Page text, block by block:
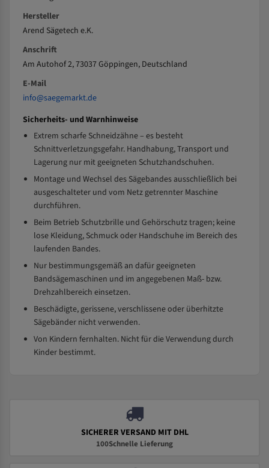
Hersteller
Arend Sägetech e.K.
Anschrift
Am Autohof 2, 73037 Göppingen, Deutschland
E-Mail
info@saegemarkt.de
Sicherheits- und Warnhinweise
Extrem scharfe Schneidzähne – es besteht
Schnittverletzungsgefahr. Handhabung, Transport und
Lagerung nur mit geeigneten Schutzhandschuhen.
Montage und Wechsel des Sägebandes ausschließlich bei
ausgeschalteter und vom Netz getrennter Maschine
durchführen.
Beim Betrieb Schutzbrille und Gehörschutz tragen; keine
lose Kleidung, Schmuck oder Handschuhe im Bereich des
laufenden Bandes.
Nur bestimmungsgemäß an dafür geeigneten
Bandsägemaschinen und im angegebenen Maß- bzw.
Drehzahlbereich einsetzen.
Beschädigte, gerissene, verschlissene oder überhitzte
Sägebänder nicht verwenden.
Von Kindern fernhalten. Nicht für die Verwendung durch
Kinder bestimmt.
SICHERER VERSAND MIT DHL
100Schnelle Lieferung